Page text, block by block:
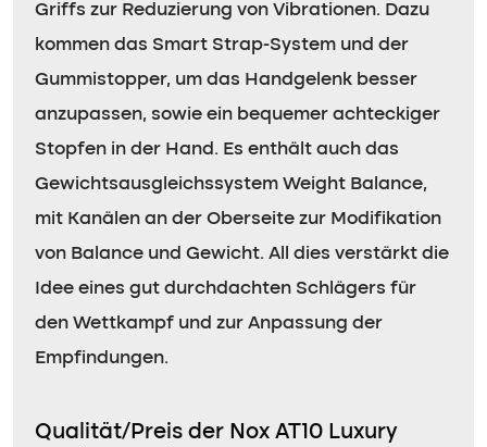
Griffs zur Reduzierung von Vibrationen. Dazu
kommen das Smart Strap-System und der
Gummistopper, um das Handgelenk besser
anzupassen, sowie ein bequemer achteckiger
Stopfen in der Hand. Es enthält auch das
Gewichtsausgleichssystem Weight Balance,
mit Kanälen an der Oberseite zur Modifikation
von Balance und Gewicht. All dies verstärkt die
Idee eines gut durchdachten Schlägers für
den Wettkampf und zur Anpassung der
Empfindungen.
Qualität/Preis der Nox AT10 Luxury